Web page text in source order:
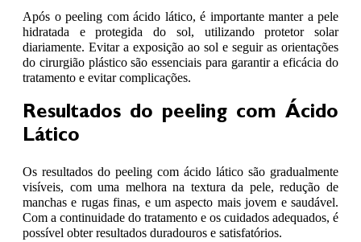
Após o peeling com ácido lático, é importante manter a pele
hidratada e protegida do sol, utilizando protetor solar
diariamente. Evitar a exposição ao sol e seguir as orientações
do cirurgião plástico são essenciais para garantir a eficácia do
tratamento e evitar complicações.
Resultados do peeling com Ácido
Lático
Os resultados do peeling com ácido lático são gradualmente
visíveis, com uma melhora na textura da pele, redução de
manchas e rugas finas, e um aspecto mais jovem e saudável.
Com a continuidade do tratamento e os cuidados adequados, é
possível obter resultados duradouros e satisfatórios.